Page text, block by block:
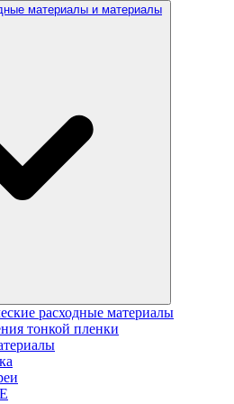
материалы и материалы
расходные материалы
тонкой пленки